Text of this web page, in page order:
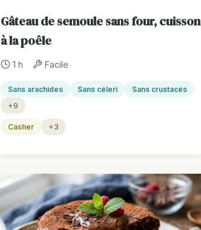
Gâteau de semoule sans four, cuisson
à la poêle
1 h Facile
Sans arachides Sans céleri
Sans crustacés
+9
Casher +3